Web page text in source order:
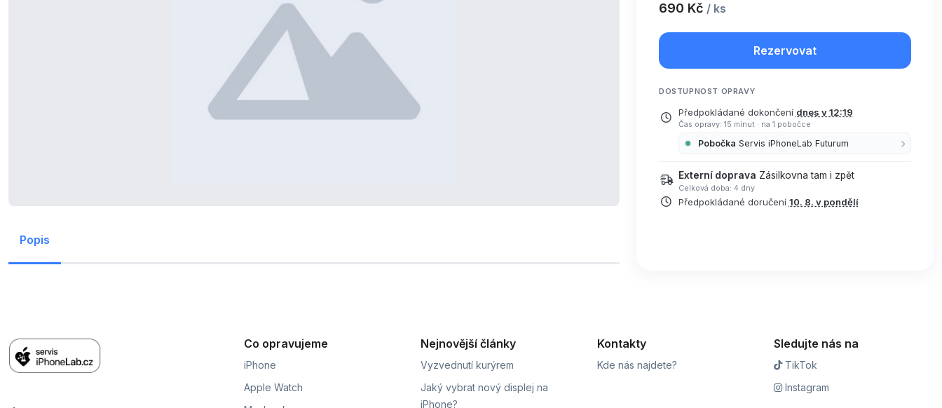
Popis
690 Kč / ks
Rezervovat
DOSTUPNOST OPRAVY
Předpokládané dokončení dnes v 12:19
Čas opravy: 15 minut · na 1 pobočce
Pobočka Servis iPhoneLab Futurum
Externí doprava Zásilkovna tam i zpět
Celková doba: 4 dny
Předpokládané doručení 10. 8. v pondělí
Co opravujeme
iPhone
Apple Watch
Nejnovější články
Vyzvednutí kurýrem
Jaký vybrat nový displej na
iPhone?
Kontakty
Kde nás najdete?
Sledujte nás na
TikTok
Instagram